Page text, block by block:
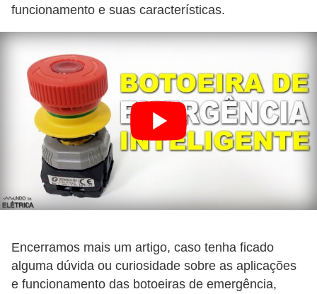
funcionamento e suas características.
Encerramos mais um artigo, caso tenha ficado
alguma dúvida ou curiosidade sobre as aplicações
e funcionamento das botoeiras de emergência,
e
t
i
c
e
n
s